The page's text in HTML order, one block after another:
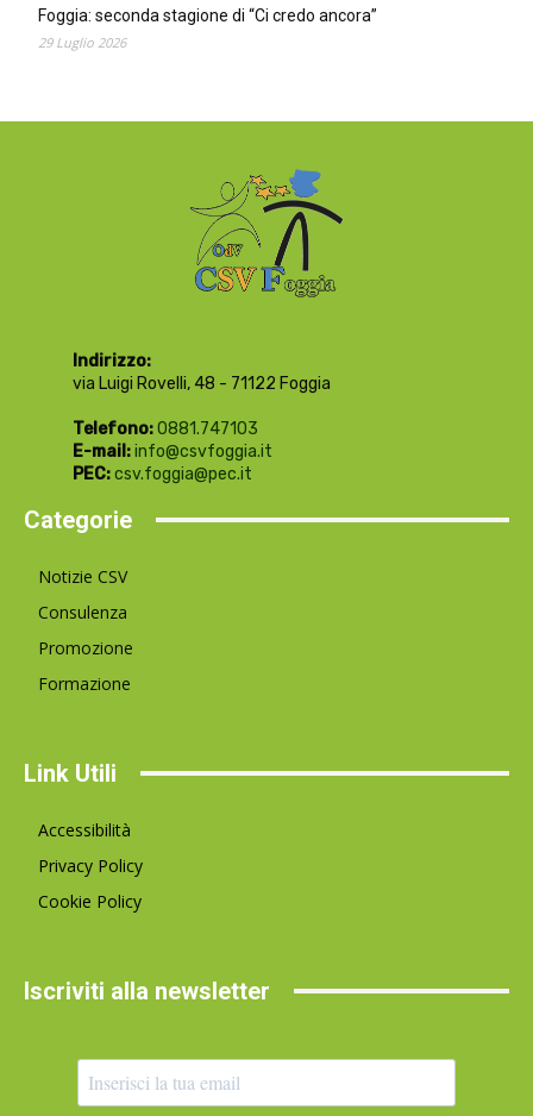
Foggia: seconda stagione di “Ci credo ancora”
29 Luglio 2026
Indirizzo:
via Luigi Rovelli, 48 - 71122 Foggia
Telefono:0881.747103
E-mail:info@csvfoggia.it
PEC:csv.foggia@pec.it
Categorie
Notizie CSV
Consulenza
Promozione
Formazione
Link Utili
Accessibilità
Privacy Policy
Cookie Policy
Iscriviti alla newsletter